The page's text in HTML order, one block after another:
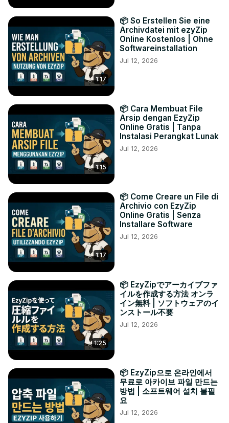
1:17
📦 So Erstellen Sie eine
Archivdatei mit ezyZip
Online Kostenlos | Ohne
Softwareinstallation
Jul 12, 2026
1:15
📦 Cara Membuat File
Arsip dengan EzyZip
Online Gratis | Tanpa
Instalasi Perangkat Lunak
Jul 12, 2026
1:17
📦 Come Creare un File di
Archivio con EzyZip
Online Gratis | Senza
Installare Software
Jul 12, 2026
1:25
📦 EzyZipでアーカイブファ
イルを作成する方法 オンラ
イン無料 | ソフトウェアのイ
ンストール不要
Jul 12, 2026
📦 EzyZip으로 온라인에서
무료로 아카이브 파일 만드는
방법 | 소프트웨어 설치 불필
요
Jul 12, 2026